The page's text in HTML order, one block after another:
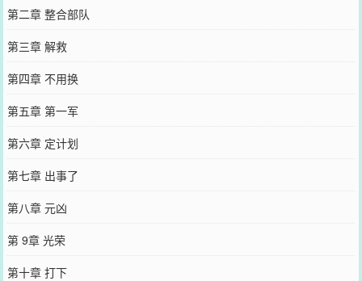
第二章 整合部队
第三章 解救
第四章 不用换
第五章 第一军
第六章 定计划
第七章 出事了
第八章 元凶
第 9章 光荣
第十章 打下